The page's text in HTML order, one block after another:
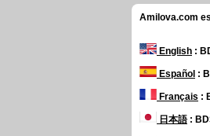
Amilova.com
English :
Español :
Français :
日本語: